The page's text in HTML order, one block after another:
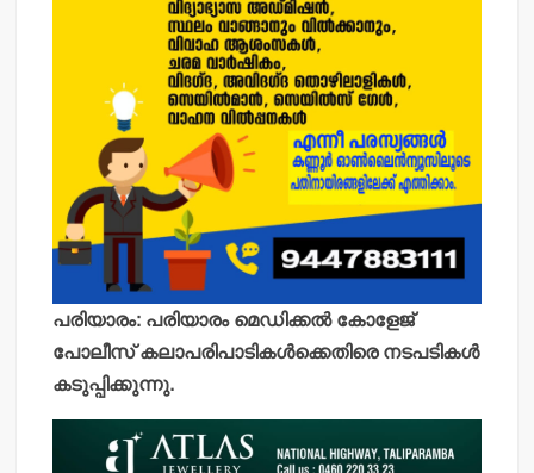
പരിയാരം: പരിയാരം മെഡിക്കല്‍ കോളേജ്
പോലീസ് കലാപരിപാടികള്‍ക്കെതിരെ നടപടികള്‍
കടുപ്പിക്കുന്നു.